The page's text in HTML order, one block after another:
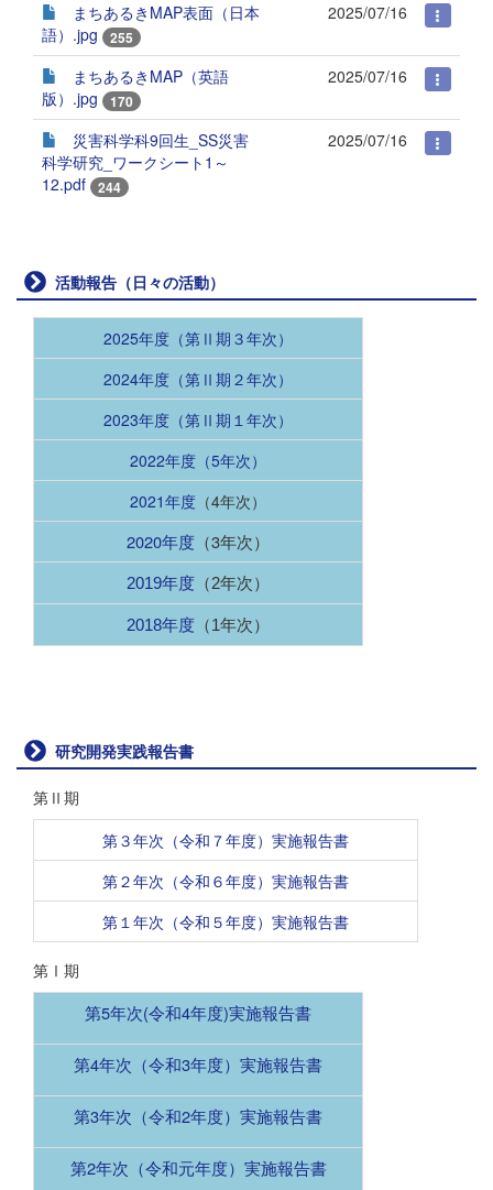
まちあるきMAP表面（日本
語）.jpg
255
2025/07/16
まちあるきMAP（英語
版）.jpg
170
2025/07/16
災害科学科9回生_SS災害
科学研究_ワークシート1～
12.pdf
244
2025/07/16
活動報告（日々の活動）
2025年度（第Ⅱ期３年次）
2024年度（第Ⅱ期２年次）
2023年度（第Ⅱ期１年次）
2022年度（5年次）
2021年度 （4年次）
2020年度 （3年次）
2019年度 （2年次）
2018年度 （1年次）
研究開発実践報告書
第Ⅱ期
第３年次（令和７年度）実施報告書
第２年次（令和６年度）実施報告書
第１年次（令和５年度）実施報告書
第Ⅰ期
第5年次(令和4年度)実施報告書
第4年次（令和3年度）実施報告書
第3年次（令和2年度）実施報告書
第2年次（令和元年度）実施報告書